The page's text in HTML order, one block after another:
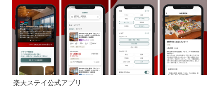
楽天ステイ公式アプリ